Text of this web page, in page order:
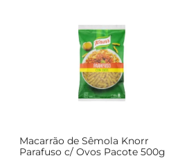
Macarrão de Sêmola Knorr
Parafuso c/ Ovos Pacote 500g